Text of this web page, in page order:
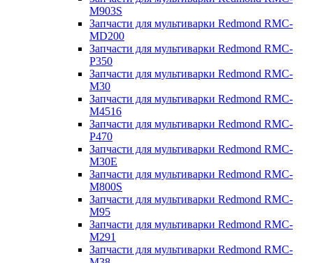
M903S
Запчасти для мультиварки Redmond RMC-
MD200
Запчасти для мультиварки Redmond RMC-
P350
Запчасти для мультиварки Redmond RMC-
M30
Запчасти для мультиварки Redmond RMC-
M4516
Запчасти для мультиварки Redmond RMC-
P470
Запчасти для мультиварки Redmond RMC-
M30E
Запчасти для мультиварки Redmond RMC-
M800S
Запчасти для мультиварки Redmond RMC-
M95
Запчасти для мультиварки Redmond RMC-
M291
Запчасти для мультиварки Redmond RMC-